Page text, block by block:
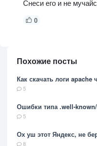
Снеси его и не
0
Похожие посты
Как скачать логи apache
5
Ошибки типа .well-
5
Ох уш этот Яндекс, не
8